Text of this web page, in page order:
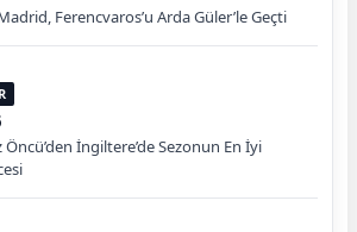
Ferencvaros’u Arda Güler’le Geçti
Öncü’den İngiltere’de Sezonun En İyi